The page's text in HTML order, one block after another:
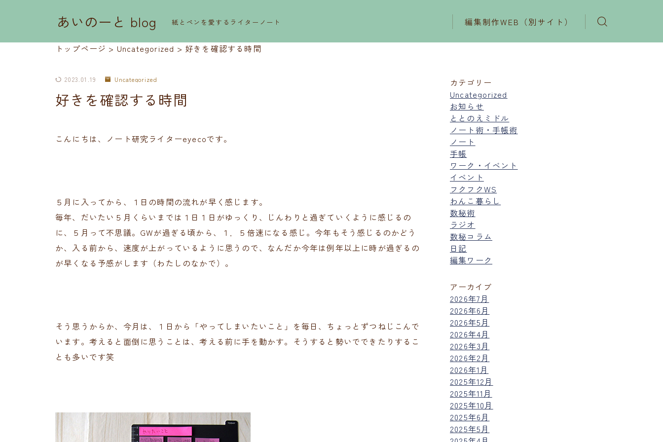
あいのーと blog 紙とペンを愛するライターノート 編集制作WEB（別サイト）
トップページ > Uncategorized > 好きを確認する時間
2023.01.19 Uncategorized
好きを確認する時間
こんにちは、ノート研究ライターeyecoです。
５月に入ってから、１日の時間の流れが早く感じます。
毎年、だいたい５月くらいまでは１日１日がゆっくり、じんわりと過ぎていくように感じるの
に、５月って不思議。GWが過ぎる頃から、１．５倍速になる感じ。今年もそう感じるのかどう
か、入る前から、速度が上がっているように思うので、なんだか今年は例年以上に時が過ぎるの
が早くなる予感がします（わたしのなかで）。
そう思うからか、今月は、１日から「やってしまいたいこと」を毎日、ちょっとずつねじこんで
います。考えると面倒に思うことは、考える前に手を動かす。そうすると勢いでできたりするこ
とも多いです笑
カテゴリー
Uncategorized
お知らせ
ととのえミドル
ノート術・手帳術
ノート
手帳
ワーク・イベント
イベント
フクフクWS
わんこ暮らし
数秘術
ラジオ
数秘コラム
日記
編集ワーク
アーカイブ
2026年7月
2026年6月
2026年5月
2026年4月
2026年3月
2026年2月
2026年1月
2025年12月
2025年11月
2025年10月
2025年6月
2025年5月